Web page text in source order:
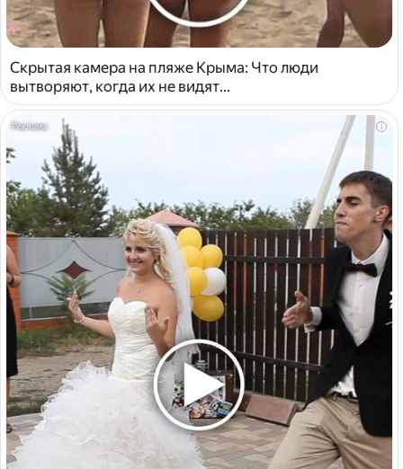
Скрытая камера на пляже Крыма: Что люди
вытворяют, когда их не видят...
i